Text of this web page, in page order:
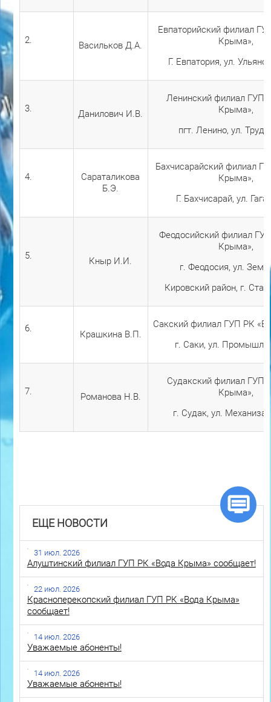
2. Васильков Д.А.
Евпаторийский филиал
Крыма»,
Г. Евпатория, ул.
3. Данилович И.В.
Ленинский филиал ГУП
Крыма»,
пгт. Ленино, ул.
4.
Сараталикова
Б.Э.
Бахчисарайский филиал
Крыма»,
Г. Бахчисарай, ул.
5. Кныр И.И.
Феодосийский филиал
Крыма»,
г. Феодосия, ул.
Кировский район, г.
6.
Крашкина В.П.
Сакский филиал ГУП РК
г. Саки, ул.
7. Романова Н.В.
Судакский филиал ГУП
Крыма»,
г. Судак, ул.
ЕЩЕ НОВОСТИ
31 июл. 2026
Алуштинский филиал ГУП РК «Вода Крыма» сообщает!
22 июл. 2026
Красноперекопский филиал ГУП РК «Вода Крыма»
сообщает!
14 июл. 2026
Уважаемые абоненты!
14 июл. 2026
Уважаемые абоненты!